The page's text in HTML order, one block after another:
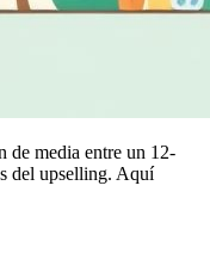
de media entre un 12-
del upselling. Aquí